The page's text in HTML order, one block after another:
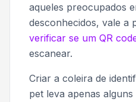
aqueles preocupados
desconhecidos, vale a
verificar se um QR
escanear.
Criar a coleira de
pet leva apenas